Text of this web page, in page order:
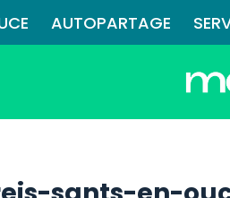
AUTOPARTAGE